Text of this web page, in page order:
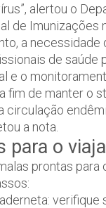
alertou o
de Imunizações
a necessidade
de saúde
e o
fim de manter o
circulação
a nota.
para o
prontas para
verifique